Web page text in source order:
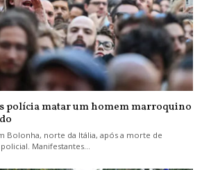
polícia matar um homem marroquino
Bolonha, norte da Itália, após a morte de
Manifestantes…